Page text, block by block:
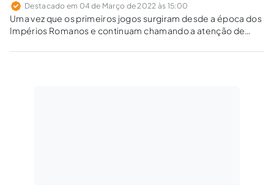
Destacado em 04 de Março de 2022 às 15:00
Uma vez que os primeiros jogos surgiram desde a época dos
Impérios Romanos e continuam chamando a atenção de
renda, os jogos são presentes em todas as fases da vida do